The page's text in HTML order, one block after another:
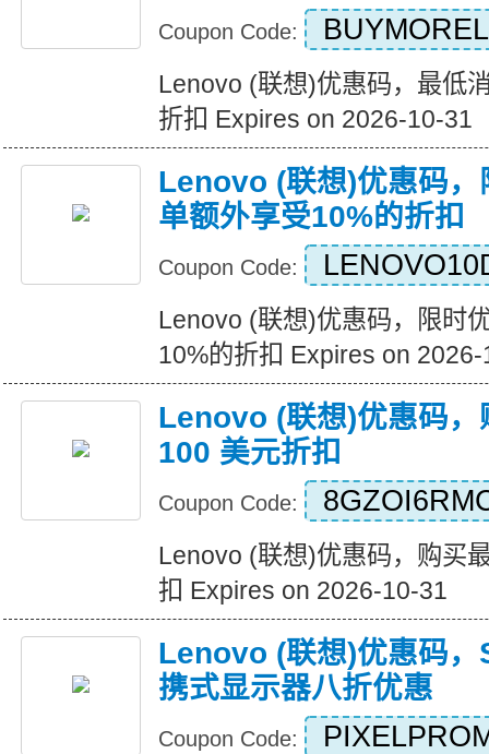
Coupon Code:
Lenovo (联想)优惠码，最低
折扣 Expires on 2026-10-31
Lenovo (联想)优惠码，
单额外享受10%的折扣
Coupon Code:
Lenovo (联想)优惠码，限时
10%的折扣 Expires on
Lenovo (联想)优惠码，
100 美元折扣
Coupon Code:
Lenovo (联想)优惠码，购买
扣 Expires on 2026-10-31
Lenovo (联想)优惠码
携式显示器八折优惠
Coupon Code: